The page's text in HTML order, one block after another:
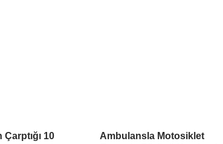
10
Ambulansla Motosiklet